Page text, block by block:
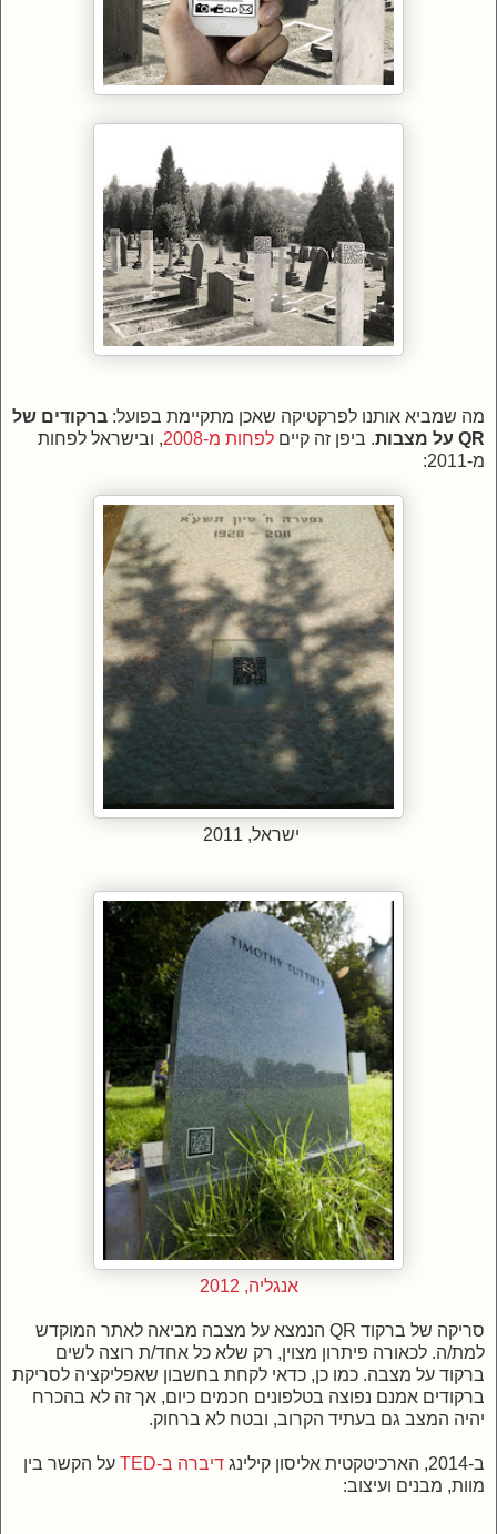
מה שמביא אותנו לפרקטיקה שאכן מתקיימת בפועל: ברקודים של
QR על מצבות
. ביפן זה קיים לפחות מ-2008
, ובישראל לפחות
מ-2011:
ישראל, 2011
אנגליה, 2012
סריקה של ברקוד QR הנמצא על מצבה מביאה לאתר המוקדש
למת/ה. לכאורה פיתרון מצוין, רק שלא כל אחד/ת רוצה לשים
ברקוד על מצבה. כמו כן, כדאי לקחת בחשבון שאפליקציה לסריקת
ברקודים אמנם נפוצה בטלפונים חכמים כיום, אך זה לא בהכרח
יהיה המצב גם בעתיד הקרוב, ובטח לא ברחוק.
ב-2014, הארכיטקטית אליסון קילינג דיברה ב-TED
על הקשר בין
מוות, מבנים ועיצוב: